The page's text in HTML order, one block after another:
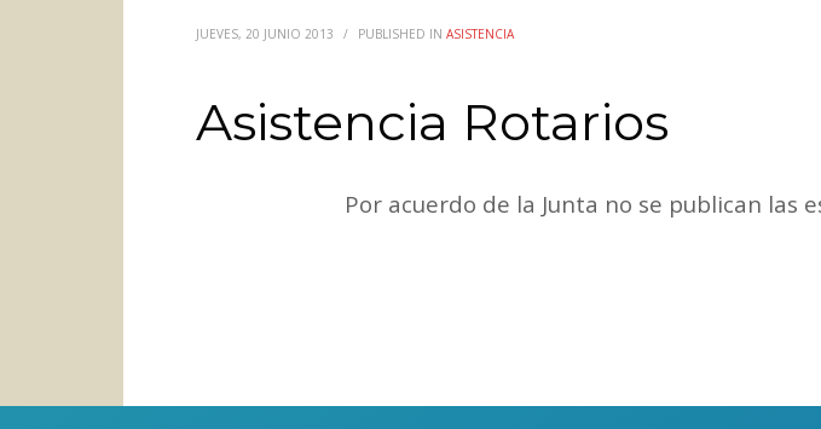
JUEVES, 20 JUNIO 2013 / PUBLISHED IN ASISTENCIA
Asistencia Rotarios
Por acuerdo de la Junta no se publican las